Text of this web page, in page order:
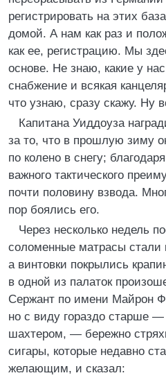
регистрировать на этих
домой. А нам как раз и
как ее, регистрацию. Мы
основе. Не знаю, какие у
снабжение и всякая
что узнаю, сразу скажу. Ну
Капитана Уиддоуза
за то, что в прошлую зиму
по колено в снегу;
важного тактического
почти половину взвода.
пор боялись его.
Через несколько недель
соломенные матрасы стали
а винтовки покрылись
в одной из палаток
Сержант по имени Майрон
но с виду гораздо старше
шахтером, — бережно
сигары, которые недавно
желающим, и сказал: